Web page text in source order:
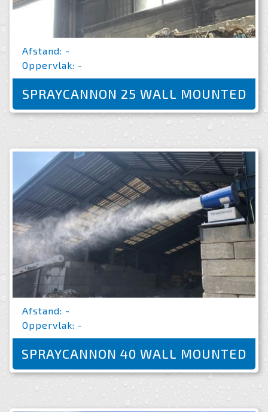
Afstand: -
Oppervlak: -
SPRAYCANNON 25 WALL MOUNTED
Afstand: -
Oppervlak: -
SPRAYCANNON 40 WALL MOUNTED